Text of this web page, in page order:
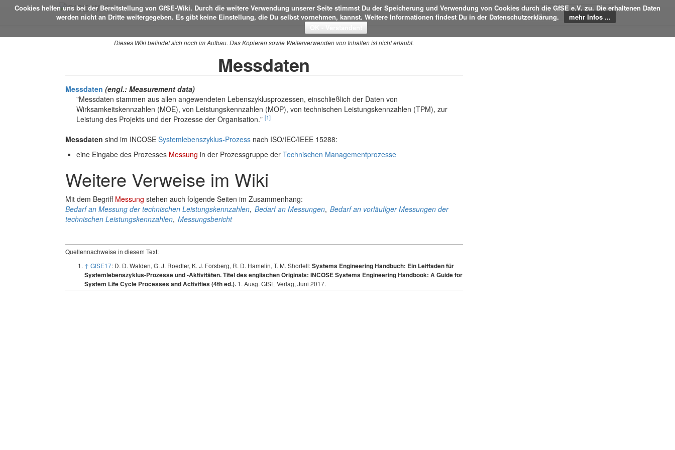
Dieses Wiki befindet sich noch im Aufbau. Das Kopieren sowie Weiterverwenden von Inhalten ist nicht erlaubt.
Cookies helfen uns bei der Bereitstellung von GfSE-Wiki. Durch die weitere Verwendung unserer Seite stimmst Du der Speicherung und Verwendung von Cookies durch die GfSE e.V. zu. Die erhaltenen Daten
werden nicht an Dritte weitergegeben. Es gibt keine Einstellung, die Du selbst vornehmen, kannst. Weitere Informationen findest Du in der Datenschutzerklärung.
mehr Infos ...
Messdaten
Messdaten (engl.: Measurement data)
"Messdaten stammen aus allen angewendeten Lebenszyklusprozessen, einschließlich der Daten von
Wirksamkeitskennzahlen (MOE), von Leistungskennzahlen (MOP), von technischen Leistungskennzahlen (TPM), zur
Leistung des Projekts und der Prozesse der Organisation."[1]
Messdaten sind im INCOSE Systemlebenszyklus-Prozess nach ISO/IEC/IEEE 15288:
eine Eingabe des Prozesses Messung in der Prozessgruppe derTechnischen Managementprozesse
Weitere Verweise im Wiki
Mit dem Begriff Messung stehen auch folgende Seiten im Zusammenhang:
Bedarf an Messung der technischen Leistungskennzahlen, Bedarf an Messungen, Bedarf an vorläufiger Messungen der
technischen Leistungskennzahlen, Messungsbericht
Quellennachweise in diesem Text:
↑ GfSE17: D. D. Walden, G. J. Roedler, K. J. Forsberg, R. D. Hamelin, T. M. Shortell:Systems Engineering Handbuch: Ein Leitfaden für
Systemlebenszyklus-Prozesse und -Aktivitäten. Titel des englischen Originals: INCOSE Systems Engineering Handbook: A Guide for
System Life Cycle Processes and Activities (4th ed.). 1. Ausg. GfSE Verlag, Juni 2017.